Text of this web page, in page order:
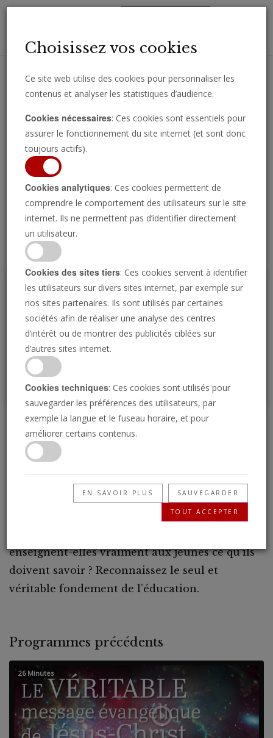
importantes directement par e-mail.
Regarder l’émission
P
Nous devrions être des
enseignants
05/06/2026 • 26 Minutes
Des milliards de dollars sont injectés chaque
enseignent-elles vraiment aux jeunes ce qu’ils
doivent savoir ? Reconnaissez le seul et
véritable fondement de l’éducation.
Programmes précédents
26 Minutes
Choisissez vos cookies
Ce site web utilise des cookies pour personnaliser les
contenus et analyser les statistiques d’audience.
Cookies nécessaires: Ces cookies sont essentiels pour
assurer le fonctionnement du site internet (et sont donc
toujours actifs).
Cookies analytiques: Ces cookies permettent de
comprendre le comportement des utilisateurs sur le site
internet. Ils ne permettent pas d’identifier directement
un utilisateur.
Cookies des sites tiers: Ces cookies servent à identifier
les utilisateurs sur divers sites internet, par exemple sur
nos sites partenaires. Ils sont utilisés par certaines
sociétés afin de réaliser une analyse des centres
d’intérêt ou de montrer des publicités ciblées sur
d’autres sites internet.
Cookies techniques: Ces cookies sont utilisés pour
sauvegarder les préférences des utilisateurs, par
exemple la langue et le fuseau horaire, et pour
améliorer certains contenus.
EN SAVOIR PLUS SAUVEGARDER
TOUT ACCEPTER